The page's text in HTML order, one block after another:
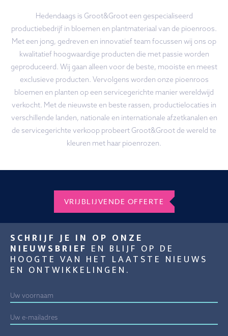
Hedendaags is Groot&Groot een gespecialiseerd
productiebedrijf in bloemen en plantmateriaal van de pioenroos.
Met een jong, gedreven en innovatief team focussen wij ons op
kwalitatief hoogwaardige producten die met passie worden
geproduceerd. Wij gaan alleen voor de beste, mooiste en meest
exclusieve producten. Vervolgens worden onze pioenroos
bloemen en planten op een servicegerichte manier wereldwijd
verkocht. Met de nieuwste en beste rassen, productielocaties in
verschillende landen, nationale en internationale afzetkanalen en
de servicegerichte verkoop probeert Groot&Groot de wereld te
kleuren met haar pioenrozen.
VRIJBLIJVENDE OFFERTE
SCHRIJF JE IN OP ONZE
NIEUWSBRIEF EN BLIJF OP DE
HOOGTE VAN HET LAATSTE NIEUWS
EN ONTWIKKELINGEN.